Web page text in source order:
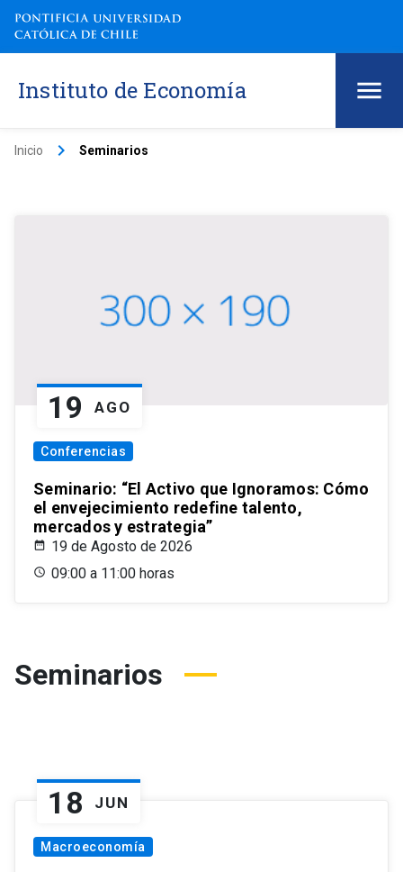
Instituto de Economía
Inicio keyboard_arrow_right Seminarios
19 AGO
Conferencias
Seminario: “El Activo que Ignoramos: Cómo
el envejecimiento redefine talento,
mercados y estrategia”
19 de Agosto de 2026
09:00 a 11:00 horas
Seminarios
18 JUN
Macroeconomía